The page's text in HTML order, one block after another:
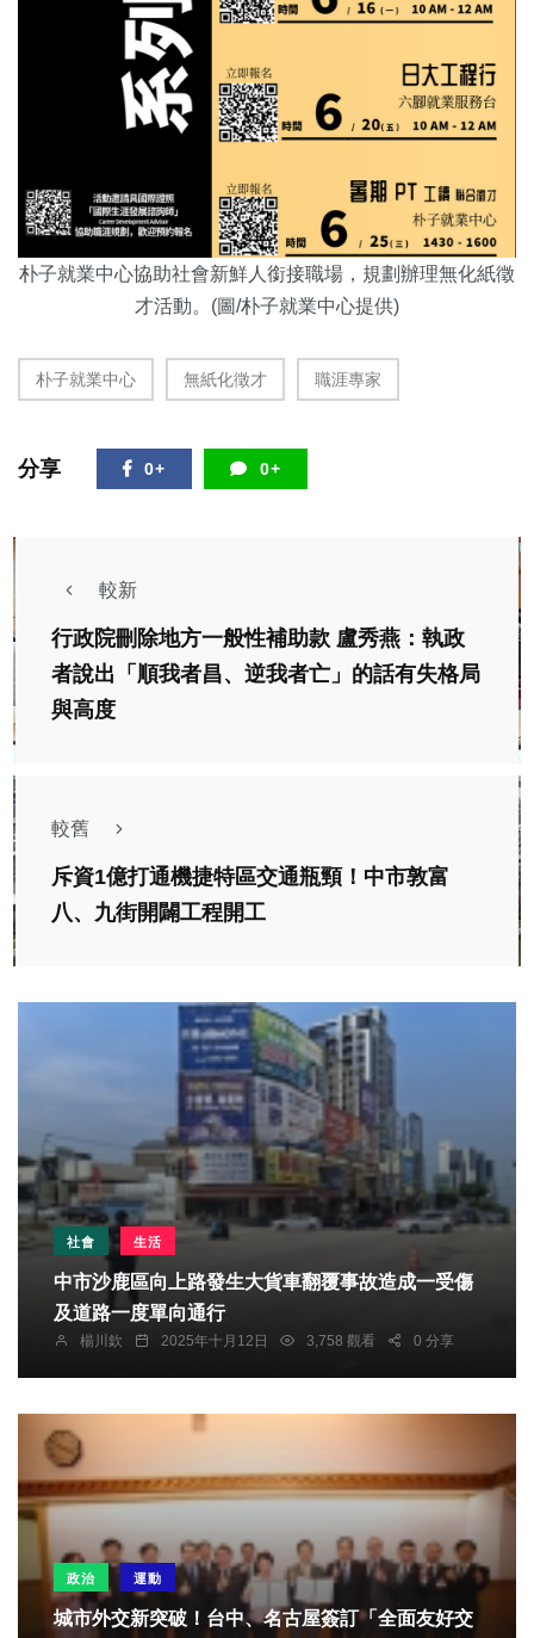
朴子就業中心協助社會新鮮人銜接職場，規劃辦理無化紙徵
才活動。(圖/朴子就業中心提供)
朴子就業中心 無紙化徵才 職涯專家
分享 0+ 0+
較新
行政院刪除地方一般性補助款 盧秀燕：執政
者說出「順我者昌、逆我者亡」的話有失格局
與高度
較舊
斥資1億打通機捷特區交通瓶頸！中市敦富
八、九街開闢工程開工
社會 生活
中市沙鹿區向上路發生大貨車翻覆事故造成一受傷
及道路一度單向通行
楊川欽 2025年十月12日 3,758 觀看 0 分享
政治 運動
城市外交新突破！台中、名古屋簽訂「全面友好交